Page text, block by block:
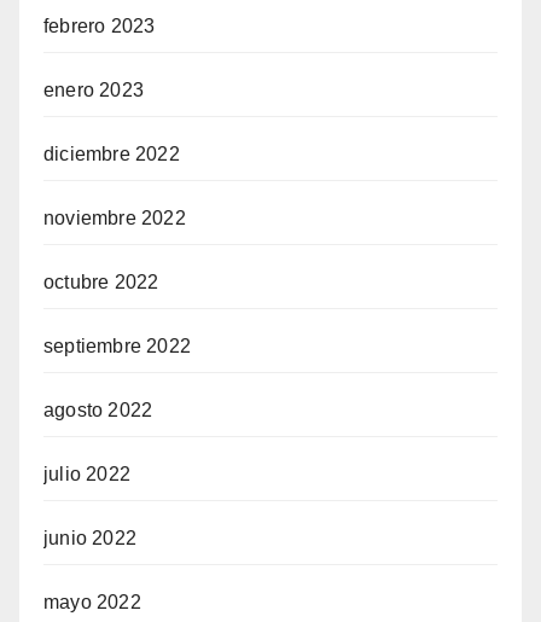
febrero 2023
enero 2023
diciembre 2022
noviembre 2022
octubre 2022
septiembre 2022
agosto 2022
julio 2022
junio 2022
mayo 2022